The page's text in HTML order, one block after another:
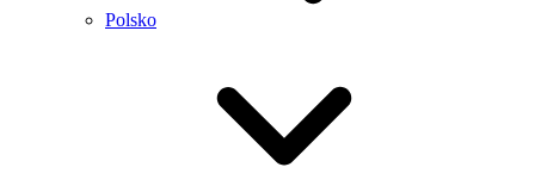
Polsko